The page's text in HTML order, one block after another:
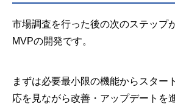
市場調査を行った後の次のステップ
MVPの開発です。
まずは必要最小限の機能からスター
応を見ながら改善・アップデートを